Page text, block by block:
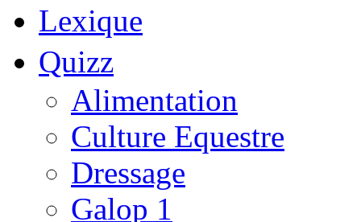
Lexique
Quizz
Alimentation
Culture Equestre
Dressage
Galop 1